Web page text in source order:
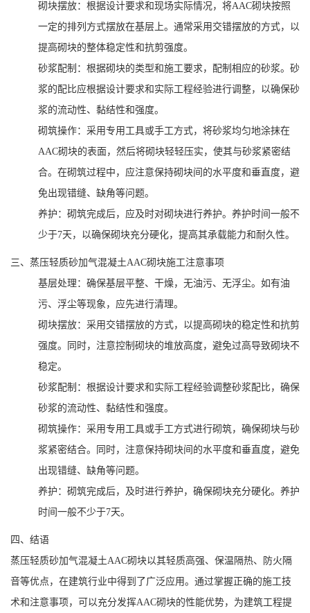
砌块摆放：根据设计要求和现场实际情况，将AAC砌块按照
一定的排列方式摆放在基层上。通常采用交错摆放的方式，以
提高砌块的整体稳定性和抗剪强度。
砂浆配制：根据砌块的类型和施工要求，配制相应的砂浆。砂
浆的配比应根据设计要求和实际工程经验进行调整，以确保砂
浆的流动性、黏结性和强度。
砌筑操作：采用专用工具或手工方式，将砂浆均匀地涂抹在
AAC砌块的表面，然后将砌块轻轻压实，使其与砂浆紧密结
合。在砌筑过程中，应注意保持砌块间的水平度和垂直度，避
免出现错缝、缺角等问题。
养护：砌筑完成后，应及时对砌块进行养护。养护时间一般不
少于7天，以确保砌块充分硬化，提高其承载能力和耐久性。
三、蒸压轻质砂加气混凝土AAC砌块施工注意事项
基层处理：确保基层平整、干燥，无油污、无浮尘。如有油
污、浮尘等现象，应先进行清理。
砌块摆放：采用交错摆放的方式，以提高砌块的稳定性和抗剪
强度。同时，注意控制砌块的堆放高度，避免过高导致砌块不
稳定。
砂浆配制：根据设计要求和实际工程经验调整砂浆配比，确保
砂浆的流动性、黏结性和强度。
砌筑操作：采用专用工具或手工方式进行砌筑，确保砌块与砂
浆紧密结合。同时，注意保持砌块间的水平度和垂直度，避免
出现错缝、缺角等问题。
养护：砌筑完成后，及时进行养护，确保砌块充分硬化。养护
时间一般不少于7天。
四、结语
蒸压轻质砂加气混凝土AAC砌块以其轻质高强、保温隔热、防火隔
音等优点，在建筑行业中得到了广泛应用。通过掌握正确的施工技
术和注意事项，可以充分发挥AAC砌块的性能优势，为建筑工程提